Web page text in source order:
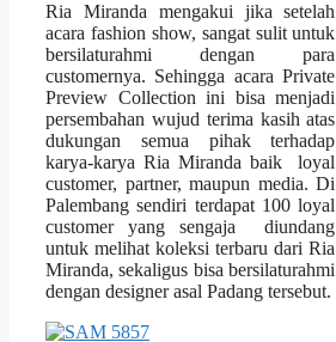
Ria Miranda mengakui jika setelah
acara fashion show, sangat sulit untuk
bersilaturahmi dengan para
customernya. Sehingga acara Private
Preview Collection ini bisa menjadi
persembahan wujud terima kasih atas
dukungan semua pihak terhadap
karya-karya Ria Miranda baik loyal
customer, partner, maupun media. Di
Palembang sendiri terdapat 100 loyal
customer yang sengaja diundang
untuk melihat koleksi terbaru dari Ria
Miranda, sekaligus bisa bersilaturahmi
dengan designer asal Padang tersebut.